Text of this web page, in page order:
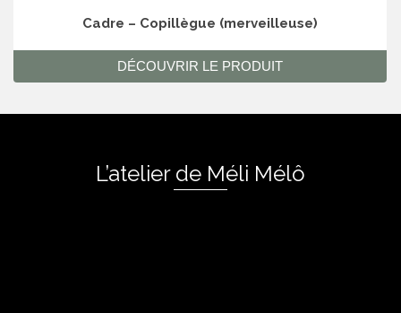
Cadre – Copillègue (merveilleuse)
DÉCOUVRIR LE PRODUIT
L’atelier de Méli Mélô